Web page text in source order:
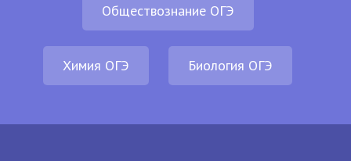
Обществознание ОГЭ
Химия ОГЭ Биология ОГЭ